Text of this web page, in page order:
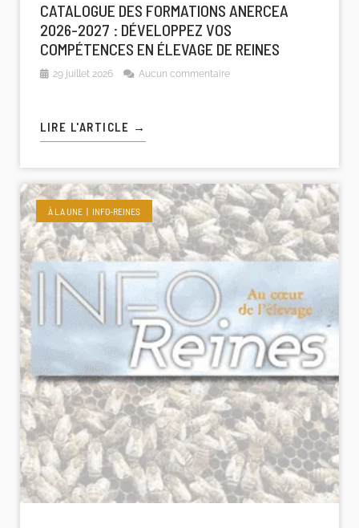
CATALOGUE DES FORMATIONS ANERCEA
2026-2027 : DÉVELOPPEZ VOS
COMPÉTENCES EN ÉLEVAGE DE REINES
29 juillet 2026 Aucun commentaire
LIRE L'ARTICLE →
À LA UNE INFO-REINES